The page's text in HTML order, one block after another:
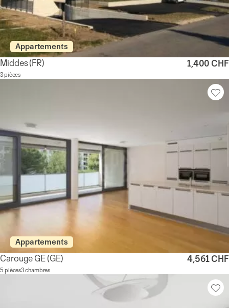
Appartements
Middes(FR)
3 pièces
1,400 CHF
Appartements
Carouge GE(GE)
5 pièces3 chambres
4,561 CHF